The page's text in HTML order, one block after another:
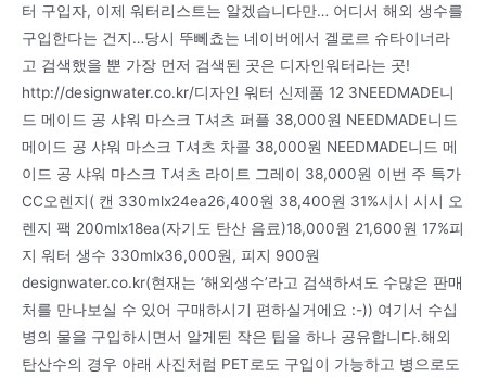
터 구입자, 이제 워터리스트는 알겠습니다만… 어디서 해외 생수를
구입한다는 건지…당시 뚜뻬쵸는 네이버에서 겔로르 슈타이너라
고 검색했을 뿐 가장 먼저 검색된 곳은 디자인워터라는 곳!
http://designwater.co.kr/디자인 워터 신제품 12 3NEEDMADE니
드 메이드 공 샤워 마스크 T셔츠 퍼플 38,000원 NEEDMADE니드
메이드 공 샤워 마스크 T셔츠 차콜 38,000원 NEEDMADE니드 메
이드 공 샤워 마스크 T셔츠 라이트 그레이 38,000원 이번 주 특가
CC오렌지( 캔 330mlx24ea26,400원 38,400원 31%시시 시시 오
렌지 팩 200mlx18ea(자기도 탄산 음료)18,000원 21,600원 17%피
지 워터 생수 330mlx36,000원, 피지 900원
designwater.co.kr(현재는 ‘해외생수’라고 검색하셔도 수많은 판매
처를 만나보실 수 있어 구매하시기 편하실거에요 :-)) 여기서 수십
병의 물을 구입하시면서 알게된 작은 팁을 하나 공유합니다.해외
탄산수의 경우 아래 사진처럼 PET로도 구입이 가능하고 병으로도